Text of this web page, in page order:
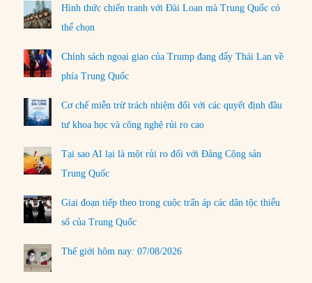
Hình thức chiến tranh với Đài Loan mà Trung Quốc có
thể chọn
Chính sách ngoại giao của Trump đang đẩy Thái Lan về
phía Trung Quốc
Cơ chế miễn trừ trách nhiệm đối với các quyết định đầu
tư khoa học và công nghệ rủi ro cao
Tại sao AI lại là một rủi ro đối với Đảng Cộng sản
Trung Quốc
Giai đoạn tiếp theo trong cuộc trấn áp các dân tộc thiểu
số của Trung Quốc
Thế giới hôm nay: 07/08/2026